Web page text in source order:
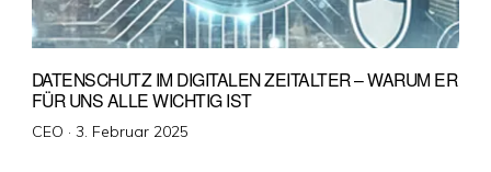
DATENSCHUTZ IM DIGITALEN ZEITALTER – WARUM ER
FÜR UNS ALLE WICHTIG IST
CEO · Veröffentlicht
3. Februar 2025